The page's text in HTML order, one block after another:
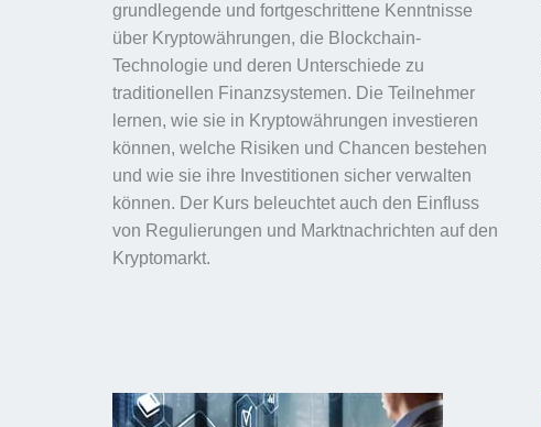
grundlegende und fortgeschrittene Kenntnisse
über Kryptowährungen, die Blockchain-
Technologie und deren Unterschiede zu
traditionellen Finanzsystemen. Die Teilnehmer
lernen, wie sie in Kryptowährungen investieren
können, welche Risiken und Chancen bestehen
und wie sie ihre Investitionen sicher verwalten
können. Der Kurs beleuchtet auch den Einfluss
von Regulierungen und Marktnachrichten auf den
Kryptomarkt.